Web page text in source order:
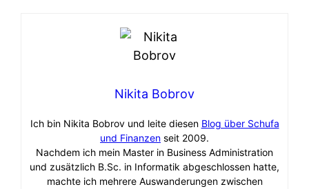
Nikita Bobrov
Ich bin Nikita Bobrov und leite diesen Blog über Schufa
und Finanzen seit 2009.
Nachdem ich mein Master in Business Administration
und zusätzlich B.Sc. in Informatik abgeschlossen hatte,
machte ich mehrere Auswanderungen zwischen